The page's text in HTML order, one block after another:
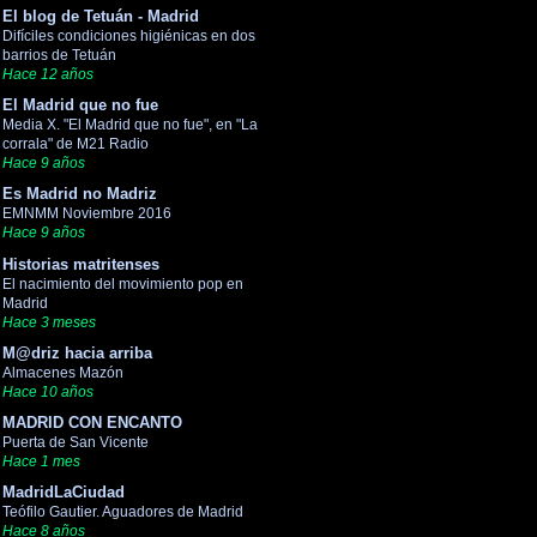
El blog de Tetuán - Madrid
Difíciles condiciones higiénicas en dos
barrios de Tetuán
Hace 12 años
El Madrid que no fue
Media X. "El Madrid que no fue", en "La
corrala" de M21 Radio
Hace 9 años
Es Madrid no Madriz
EMNMM Noviembre 2016
Hace 9 años
Historias matritenses
El nacimiento del movimiento pop en
Madrid
Hace 3 meses
M@driz hacia arriba
Almacenes Mazón
Hace 10 años
MADRID CON ENCANTO
Puerta de San Vicente
Hace 1 mes
MadridLaCiudad
Teófilo Gautier. Aguadores de Madrid
Hace 8 años